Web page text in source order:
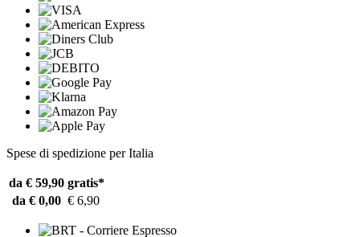
Spese di spedizione per Italia
da € 59,90 gratis*
da € 0,00 € 6,90